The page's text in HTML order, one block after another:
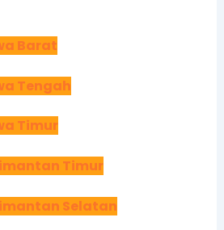
Barat
Tengah
Timur
Timur
Selatan